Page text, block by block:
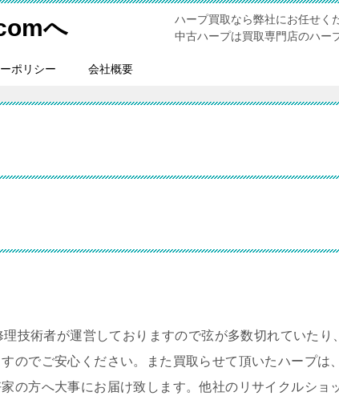
へ
ハープ買取なら弊社にお任せく
中古ハープは買取専門店のハー
ポリシー 会社概要
技術者が運営しておりますので弦が多数切れていたり、
のでご安心ください。また買取らせて頂いたハープは、
の方へ大事にお届け致します。他社のリサイクルショ